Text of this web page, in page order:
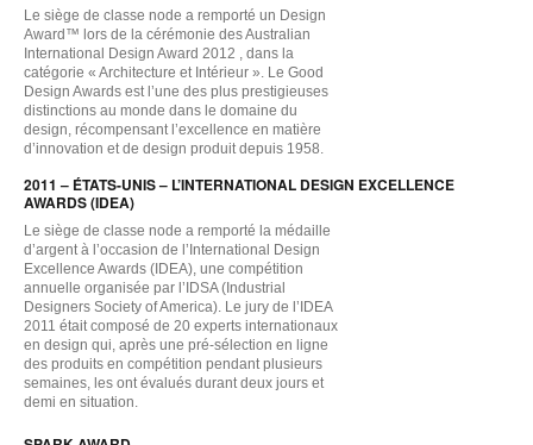
Le siège de classe node a remporté un Design
Award™ lors de la cérémonie des Australian
International Design Award 2012 , dans la
catégorie « Architecture et Intérieur ». Le Good
Design Awards est l’une des plus prestigieuses
distinctions au monde dans le domaine du
design, récompensant l’excellence en matière
d’innovation et de design produit depuis 1958.
2011 – ÉTATS-UNIS – L’INTERNATIONAL DESIGN EXCELLENCE
AWARDS (IDEA)
Le siège de classe node a remporté la médaille
d’argent à l’occasion de l’International Design
Excellence Awards (IDEA), une compétition
annuelle organisée par l’IDSA (Industrial
Designers Society of America). Le jury de l’IDEA
2011 était composé de 20 experts internationaux
en design qui, après une pré-sélection en ligne
des produits en compétition pendant plusieurs
semaines, les ont évalués durant deux jours et
demi en situation.